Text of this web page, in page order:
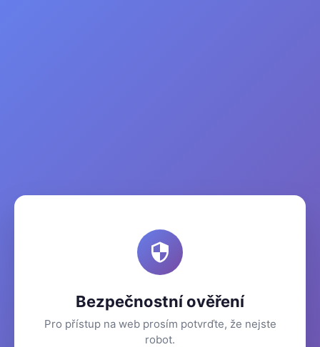
Bezpečnostní ověření
Pro přístup na web prosím potvrďte, že nejste
robot.